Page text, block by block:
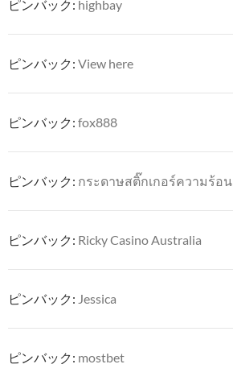
ピンバック: highbay
ピンバック: View here
ピンバック: fox888
ピンバック: กระดาษสติ๊กเกอร์ความร้อน
ピンバック: Ricky Casino Australia
ピンバック: Jessica
ピンバック: mostbet